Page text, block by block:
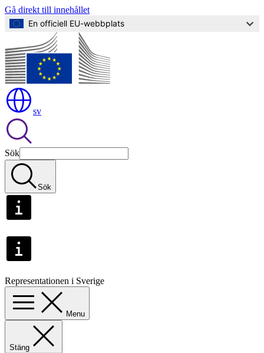
Gå direkt till innehållet
En officiell EU-webbplats
sv
Sök
Sök
Representationen i Sverige
Menu
Stäng